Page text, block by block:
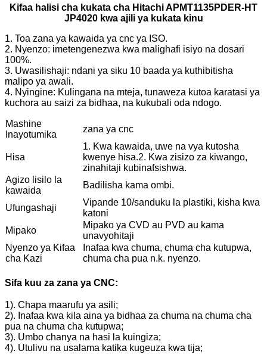
Kifaa halisi cha kukata cha Hitachi APMT1135PDER-HT
JP4020 kwa ajili ya kukata kinu
1. Toa zana ya kawaida ya cnc ya ISO.
2. Nyenzo: imetengenezwa kwa malighafi isiyo na dosari
100%.
3. Uwasilishaji: ndani ya siku 10 baada ya kuthibitisha
malipo ya awali.
4. Nyingine: Kulingana na mteja, tunaweza kutoa karatasi ya
kuchora au saizi za bidhaa, na kukubali oda ndogo.
Mashine
Inayotumika
zana ya cnc
Hisa
1. Kwa kawaida, uwe na vya kutosha
kwenye hisa.2. Kwa zisizo za kiwango,
zinahitaji kubinafsishwa.
Agizo lisilo la
kawaida
Badilisha kama ombi.
Ufungashaji
Vipande 10/sanduku la plastiki, kisha kwa
katoni
Mipako
Mipako ya CVD au PVD au kama
unavyohitaji
Nyenzo ya Kifaa
cha Kazi
Inafaa kwa chuma, chuma cha kutupwa,
chuma cha pua n.k. nyenzo.
Sifa kuu za zana ya CNC:
1). Chapa maarufu ya asili;
2). Inafaa kwa kila aina ya bidhaa za chuma na chuma cha
pua na chuma cha kutupwa;
3). Umbo chanya na hasi la kuingiza;
4). Utulivu na usalama katika kugeuza kwa tija;